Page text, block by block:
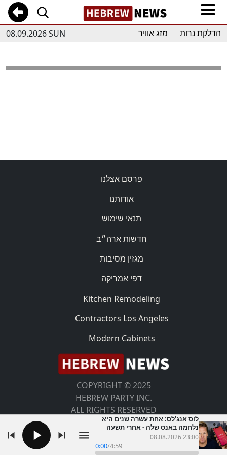
08.09.2026 SUN הדלקת נרות מזג אוויר
פרסם אצלנו
אודותנו
תנאי שימוש
חדשות ארה״ב
מגזין מסיבות
דפי אמריקה
Kitchen Remodeling
Contractors Los Angeles
Modern Cabinets
COPYRIGHT © 2025
HEBREW PARTY INC.
ALL RIGHTS RESERVED
לוס אנג'לס: אחת עשרה שנים היא
נלחמה באנס שלה - אחרי תשעה
חודשים הוא עשוי לצאת לחופשי
08.08.2026 23:00
0:00/4:59